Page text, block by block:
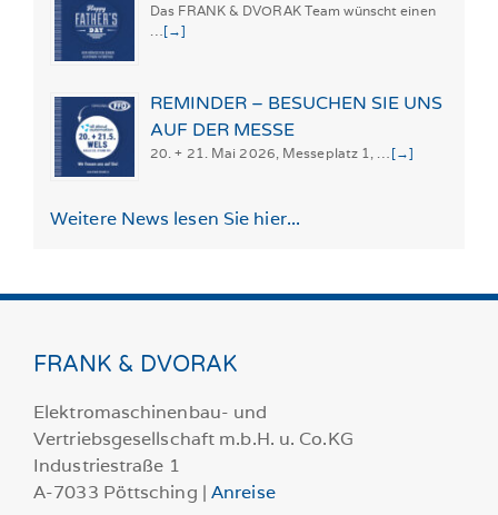
Das FRANK & DVORAK Team wünscht einen
[→]
REMINDER – BESUCHEN SIE UNS
AUF DER MESSE
20. + 21. Mai 2026, Messeplatz 1, … [→]
Weitere News lesen Sie hier...
FRANK & DVORAK
Elektromaschinenbau- und
Vertriebsgesellschaft m.b.H. u. Co.KG
Industriestraße 1
A-7033 Pöttsching |Anreise